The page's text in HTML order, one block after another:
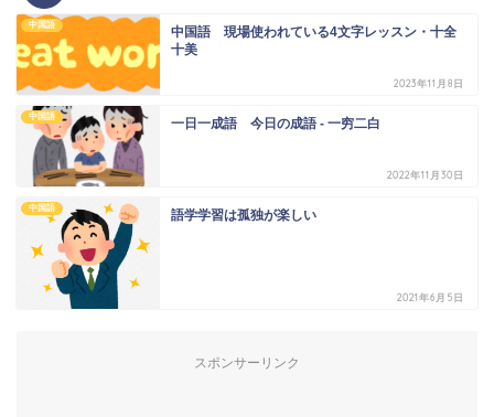
中国語
中国語 現場使われている4文字レッスン・十全
十美
2023年11月8日
中国語 一日一成語 今日の成語 - 一穷二白
2022年11月30日
中国語 語学学習は孤独が楽しい
2021年6月5日
スポンサーリンク